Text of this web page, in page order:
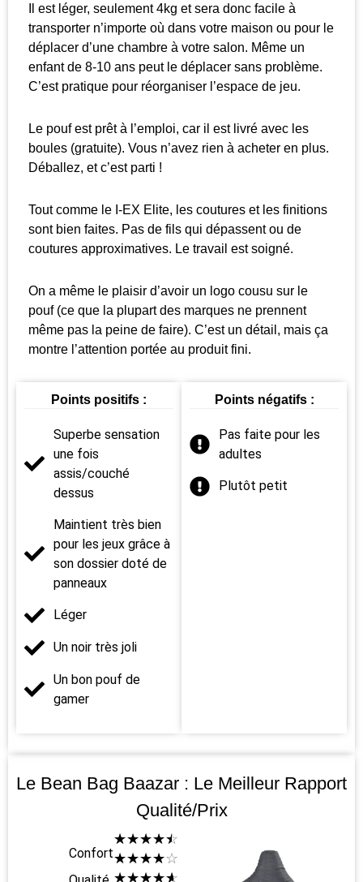
Il est léger, seulement 4kg et sera donc facile à
transporter n’importe où dans votre maison ou pour le
déplacer d’une chambre à votre salon. Même un
enfant de 8-10 ans peut le déplacer sans problème.
C’est pratique pour réorganiser l’espace de jeu.
Le pouf est prêt à l’emploi, car il est livré avec les
boules (gratuite). Vous n’avez rien à acheter en plus.
Déballez, et c’est parti !
Tout comme le I-EX Elite, les coutures et les finitions
sont bien faites. Pas de fils qui dépassent ou de
coutures approximatives. Le travail est soigné.
On a même le plaisir d’avoir un logo cousu sur le
pouf (ce que la plupart des marques ne prennent
même pas la peine de faire). C’est un détail, mais ça
montre l’attention portée au produit fini.
Points positifs :
Superbe sensation
une fois
assis/couché
dessus
Maintient très bien
pour les jeux grâce à
son dossier doté de
panneaux
Léger
Un noir très joli
Un bon pouf de
gamer
Points négatifs :
Pas faite pour les
adultes
Plutôt petit
Le Bean Bag Baazar : Le Meilleur Rapport
Qualité/prix
Confort
☆☆☆☆☆
☆☆☆☆☆
☆☆☆☆☆